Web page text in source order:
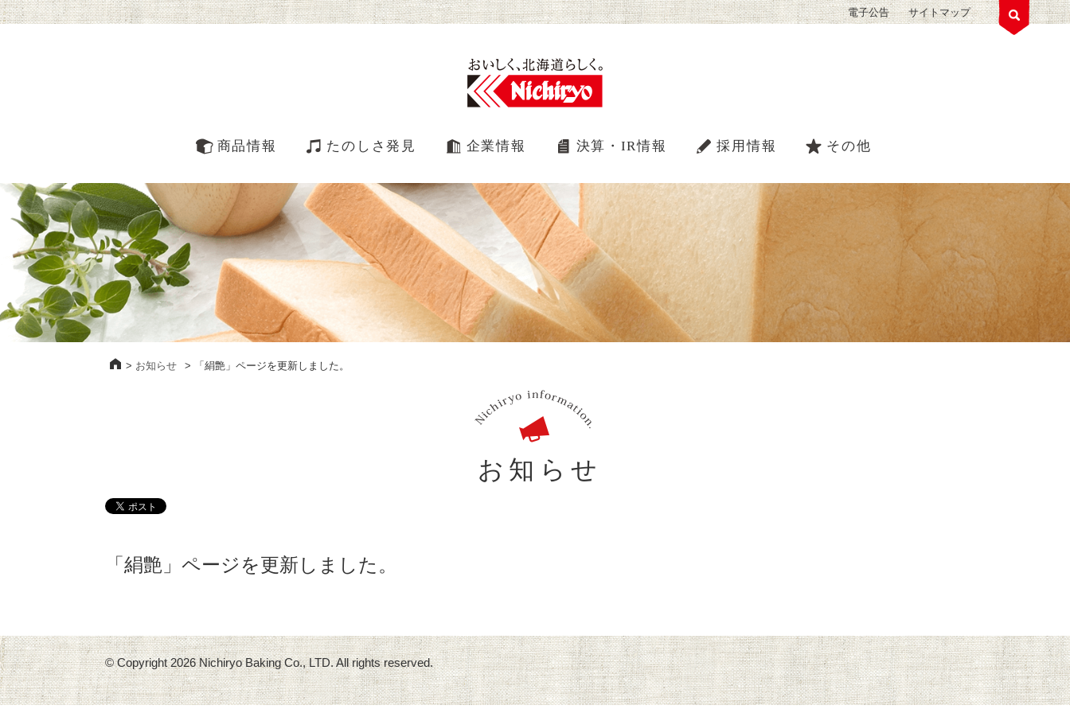
商品情報 たのしさ発見 企業情報 決算・IR情報 採用情報 その他
電子公告 サイトマップ
> お知らせ > 「絹艶」ページを更新しました。
お知らせ
「絹艶」ページを更新しました。
© Copyright2026 Nichiryo Baking Co., LTD. All rights reserved.